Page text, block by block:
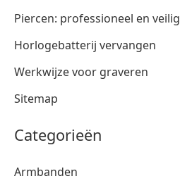
Piercen: professioneel en veilig
Horlogebatterij vervangen
Werkwijze voor graveren
Sitemap
Categorieën
Armbanden